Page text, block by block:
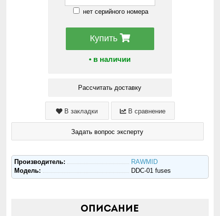
нет серийного номера
Купить
• в наличии
Рассчитать доставку
В закладки В сравнение
Задать вопрос эксперту
Производитель:
RAWMID
Модель:
DDC-01 fuses
Описание